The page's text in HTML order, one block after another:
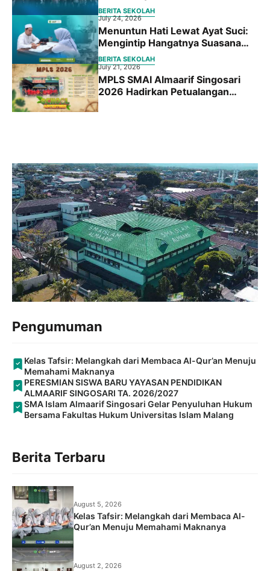
Bersama Fakultas Hukum
Universitas Islam Malang
BERITA SEKOLAH
July 24, 2026
Menuntun Hati Lewat Ayat Suci:
Mengintip Hangatnya Suasana
Placement Test BBQ Siswa Baru
SMA Islam Almaarif Singosari
BERITA SEKOLAH
July 21, 2026
MPLS SMAI Almaarif Singosari
2026 Hadirkan Petualangan
Edukatif “School Adventure:
Jelajah Dunia Baru, Raih Masa
Pengumuman
Kelas Tafsir: Melangkah dari Membaca Al-Qur’an Menuju
Memahami Maknanya
PERESMIAN SISWA BARU YAYASAN PENDIDIKAN
ALMAARIF SINGOSARI TA. 2026/2027
SMA Islam Almaarif Singosari Gelar Penyuluhan Hukum
Bersama Fakultas Hukum Universitas Islam Malang
Berita Terbaru
August 5, 2026
Kelas Tafsir: Melangkah dari Membaca Al-
Qur’an Menuju Memahami Maknanya
August 2, 2026